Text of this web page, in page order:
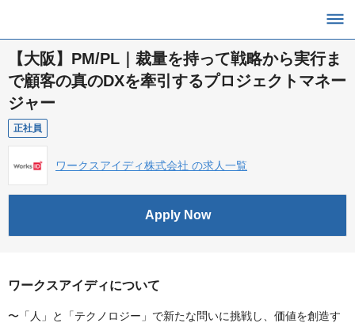
【大阪】PM/PL｜裁量を持って戦略から実行ま
で顧客の真のDXを牽引するプロジェクトマネー
ジャー
正社員
ワークスアイディ株式会社 の求人一覧
Apply Now
ワークスアイディについて
〜「人」と「テクノロジー」で新たな問いに挑戦し、価値を創造す